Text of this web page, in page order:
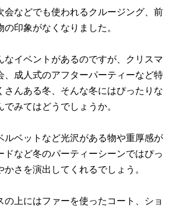
会などでも使われるクルージング、前
印象がなくなりました。
なイベントがあるのですが、クリスマ
、成人式のアフターパーティーなど特
さんある冬、そんな冬にはぴったりな
みてはどうでしょうか。
ルベットなど光沢がある物や重厚感が
ドなど冬のパーティーシーンではぴっ
さを演出してくれるでしょう。
の上にはファーを使ったコート、ショ